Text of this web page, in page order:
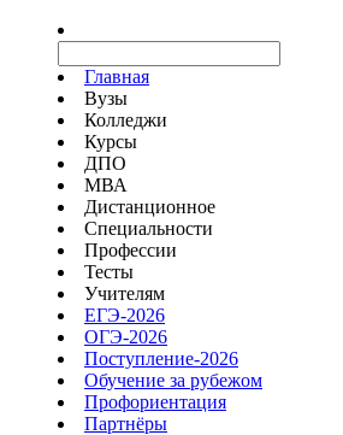
Главная
Вузы
Колледжи
Курсы
ДПО
МВА
Дистанционное
Специальности
Профессии
Тесты
Учителям
ЕГЭ-2026
ОГЭ-2026
Поступление-2026
Обучение за рубежом
Профориентация
Партнёры